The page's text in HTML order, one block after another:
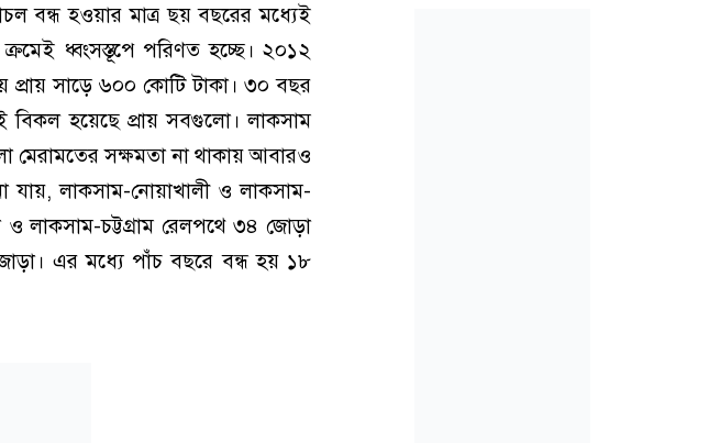
বন্ধ হওয়ার মাত্র ছয় বছরের মধ্যেই
ধ্বংসস্তূপে পরিণত হচ্ছে। ২০১২
প্রায় সাড়ে ৬০০ কোটি টাকা। ৩০ বছর
বিকল হয়েছে প্রায় সবগুলো। লাকসাম
সক্ষমতা না থাকায় আবারও
যায়, লাকসাম-নোয়াখালী ও লাকসাম-
লাকসাম-চট্টগ্রাম রেলপথে ৩৪ জোড়া
এর মধ্যে পাঁচ বছরে বন্ধ হয় ১৮